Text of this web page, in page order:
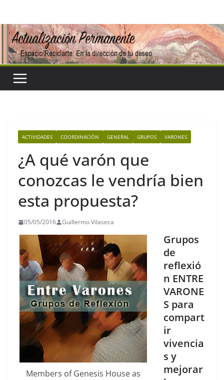
contenido
ACTIVIDADES COORDINACIÓN GENERAL GRUPOS VARONES
¿A qué varón que
conozcas le vendría bien
esta propuesta?
05/05/2016 Guillermo Vilaseca
Members of Genesis House as
Grupos
de
reflexió
n ENTRE
VARONE
S para
compart
ir
vivencia
s y
mejorar